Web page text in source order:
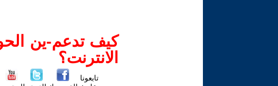
كيف تدعم-ين
الانترنت؟
تابعونا